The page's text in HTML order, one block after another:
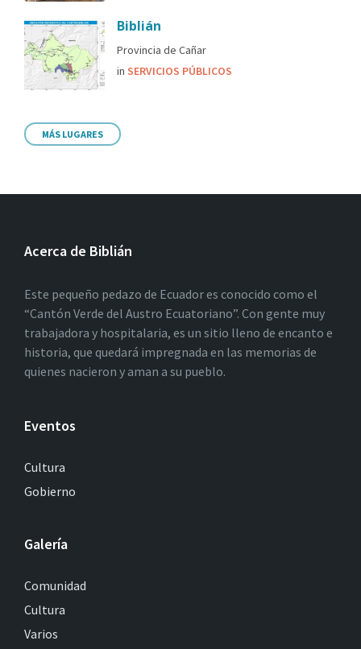
Biblián
Provincia de Cañar
in SERVICIOS PÚBLICOS
MÁS LUGARES
Acerca de Biblián
Este pequeño pedazo de Ecuador es conocido como el
“Cantón Verde del Austro Ecuatoriano”. Con gente muy
trabajadora y hospitalaria, es un sitio lleno de encanto e
historia, que quedará impregnada en las memorias de
quienes nacieron y aman a su pueblo.
Eventos
Cultura
Gobierno
Galería
Comunidad
Cultura
Varios